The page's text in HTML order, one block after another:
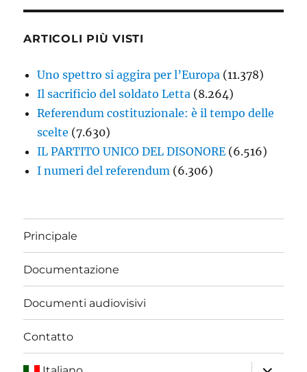
ARTICOLI PIÙ VISTI
Uno spettro si aggira per l’Europa (11.378)
Il sacrificio del soldato Letta (8.264)
Referendum costituzionale: è il tempo delle
scelte (7.630)
IL PARTITO UNICO DEL DISONORE (6.516)
I numeri del referendum (6.306)
Principale
Documentazione
Documenti audiovisivi
Contatto
apri